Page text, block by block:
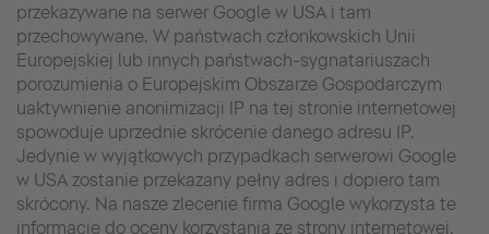
przekazywane na serwer Google w USA i tam
przechowywane. W państwach członkowskich Unii
Europejskiej lub innych państwach-sygnatariuszach
porozumienia o Europejskim Obszarze Gospodarczym
uaktywnienie anonimizacji IP na tej stronie internetowej
spowoduje uprzednie skrócenie danego adresu IP.
Jedynie w wyjątkowych przypadkach serwerowi Google
w USA zostanie przekazany pełny adres i dopiero tam
skrócony. Na nasze zlecenie firma Google wykorzysta te
informacje do oceny korzystania ze strony internetowej,